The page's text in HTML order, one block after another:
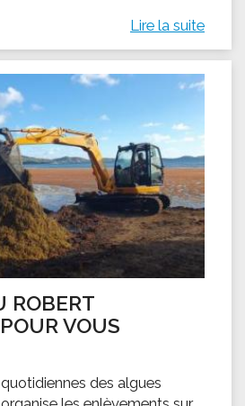
Lire la suite
ROBERT
VOUS
des algues